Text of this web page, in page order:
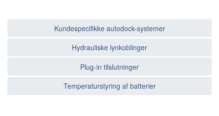
Kundespecifikke autodock-systemer
Hydrauliske lynkoblinger
Plug-in tilslutninger
Temperaturstyring af batterier